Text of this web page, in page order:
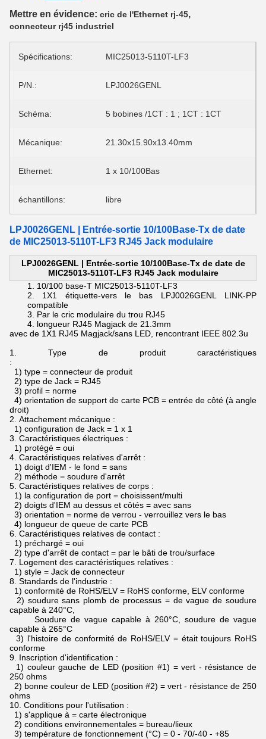
Mettre en évidence: cric de l'Ethernet rj-45,
connecteur rj45 industriel
Spécifications: MIC25013-5110T-LF3
P/N.: LPJ0026GENL
Schéma: 5 bobines /1CT : 1 ; 1CT : 1CT
Mécanique: 21.30x15.90x13.40mm
Ethernet: 1 x 10/100Bas
échantillons: libre
LPJ0026GENL | Entrée-sortie 10/100Base-Tx de date
de MIC25013-5110T-LF3 RJ45 Jack modulaire
LPJ0026GENL | Entrée-sortie 10/100Base-Tx de date de
MIC25013-5110T-LF3 RJ45 Jack modulaire
10/100 base-T MIC25013-5110T-LF3
1X1 étiquette-vers le bas LPJ0026GENL LINK-PP
compatible
Par le cric modulaire du trou RJ45
longueur RJ45 Magjack de 21.3mm
avec de 1X1 RJ45 Magjack/sans LED, rencontrant IEEE 802.3u
1.Type de produit caractéristiques
:
1) type = connecteur de produit
2) type de Jack = RJ45
3) profil = norme
4) orientation de support de carte PCB = entrée de côté (à angle
droit)
2. Attachement mécanique :
1) configuration de Jack = 1 x 1
3. Caractéristiques électriques :
1) protégé = oui
4. Caractéristiques relatives d'arrêt :
1) doigt d'IEM - le fond = sans
2) méthode = soudure d'arrêt
5. Caractéristiques relatives de corps :
1) la configuration de port = choisissent/multi
2) doigts d'IEM au dessus et côtés = avec sans
3) orientation = norme de verrou - verrouillez vers le bas
4) longueur de queue de carte PCB
6. Caractéristiques relatives de contact :
1) préchargé = oui
2) type d'arrêt de contact = par le bâti de trou/surface
7. Logement des caractéristiques relatives :
1) style = Jack de connecteur
8. Standards de l'industrie :
1) conformité de RoHS/ELV = RoHS conforme, ELV conforme
2) soudure sans plomb de processus = de vague de soudure
capable à 240°C,
Soudure de vague capable à 260°C, soudure de vague
capable à 265°C
3) l'histoire de conformité de RoHS/ELV = était toujours RoHS
conforme
9. Inscription d'identification :
1) couleur gauche de LED (position #1) = vert - résistance de
250 ohms
2) bonne couleur de LED (position #2) = vert - résistance de 250
ohms
10. Conditions pour l'utilisation :
1) s'applique à = carte électronique
2) conditions environnementales = bureau/lieux
3) température de fonctionnement (°C) = 0 - 70/-40 - +85